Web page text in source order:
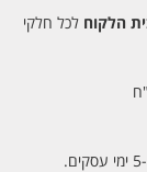
הלקוח לכל חלקי